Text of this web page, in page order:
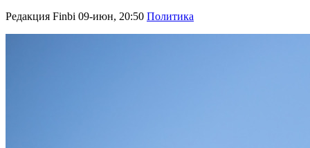
Редакция Finbi 09-июн, 20:50 Политика